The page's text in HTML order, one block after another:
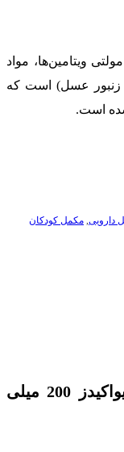
ویتامین‌ها، مواد
زنبور عسل) است که
دارویی, مکمل کودکان
خرید و قیمت شربت ایمیونیتی ویواکیدز 200 میلی